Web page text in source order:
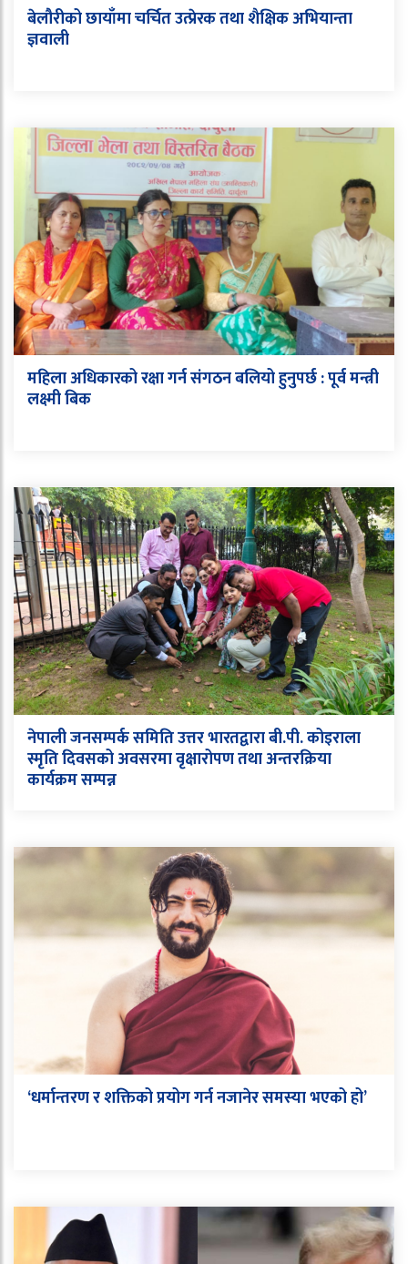
बेलौरीको छायाँमा चर्चित उत्प्रेरक तथा शैक्षिक अभियान्ता
ज्ञवाली
महिला अधिकारको रक्षा गर्न संगठन बलियो हुनुपर्छ : पूर्व मन्त्री
लक्ष्मी बिक
नेपाली जनसम्पर्क समिति उत्तर भारतद्वारा बी.पी. कोइराला
स्मृति दिवसको अवसरमा वृक्षारोपण तथा अन्तरक्रिया
कार्यक्रम सम्पन्न
‘धर्मान्तरण र शक्तिको प्रयोग गर्न नजानेर समस्या भएको हो’